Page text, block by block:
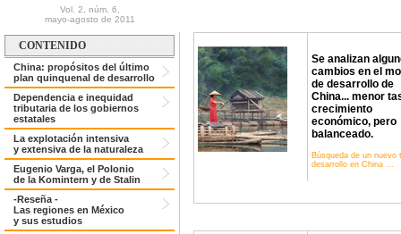
Vol. 2, núm. 6,
mayo-agosto de 2011
CONTENIDO
China: propósitos del último
plan quinquenal de desarrollo
Dependencia e inequidad
tributaria de los gobiernos
estatales
La explotación intensiva
y extensiva de la naturaleza
Eugenio Varga, el Polonio
de la Komintern y de Stalin
-Reseña -
Las regiones en México
y sus estudios
Se analizan
cambios en el
de desarrollo de
China... menor
crecimiento
económico, pero
balanceado.
Búsqueda de un nuevo
desarrollo en China ...